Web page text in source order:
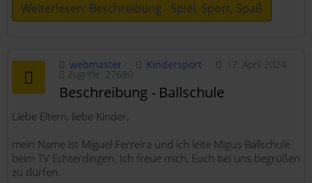
Weiterlesen: Beschreibung - Spiel, Sport, Spaß
webmaster Kindersport 17. April 2024
Zugriffe: 27680
Beschreibung - Ballschule
Liebe Eltern, liebe Kinder,
mein Name ist Miguel Ferreira und ich leite Migus Ballschule
beim TV Echterdingen. Ich freue mich, Euch bei uns begrüßen
zu dürfen.